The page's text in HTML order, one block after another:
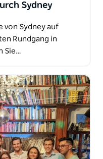
Sydney
von Sydney auf
Rundgang in
Sie…